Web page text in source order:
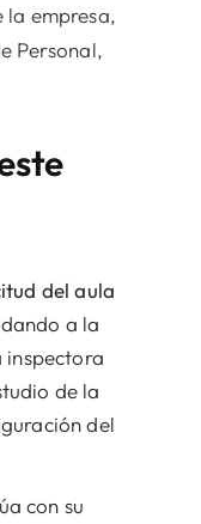
la empresa,
Personal,
del aula
a la
inspectora
de la
del
con su